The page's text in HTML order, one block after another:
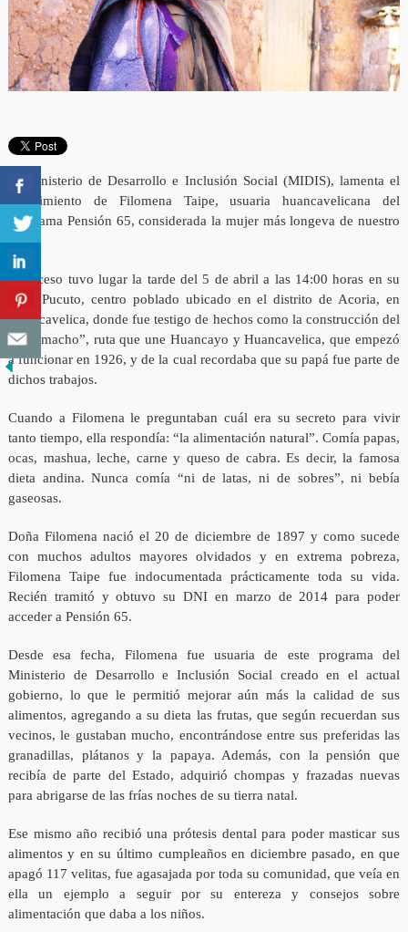
El Ministerio de Desarrollo e Inclusión Social (MIDIS), lamenta el
fallecimiento de Filomena Taipe, usuaria huancavelicana del
programa Pensión 65, considerada la mujer más longeva de nuestro
país.
El suceso tuvo lugar la tarde del 5 de abril a las 14:00 horas en su
natal Pucuto, centro poblado ubicado en el distrito de Acoria, en
Huancavelica, donde fue testigo de hechos como la construcción del
“tren macho”, ruta que une Huancayo y Huancavelica, que empezó
a funcionar en 1926, y de la cual recordaba que su papá fue parte de
dichos trabajos.
Cuando a Filomena le preguntaban cuál era su secreto para vivir
tanto tiempo, ella respondía: “la alimentación natural”. Comía papas,
ocas, mashua, leche, carne y queso de cabra. Es decir, la famosa
dieta andina. Nunca comía “ni de latas, ni de sobres”, ni bebía
gaseosas.
Doña Filomena nació el 20 de diciembre de 1897 y como sucede
con muchos adultos mayores olvidados y en extrema pobreza,
Filomena Taipe fue indocumentada prácticamente toda su vida.
Recién tramitó y obtuvo su DNI en marzo de 2014 para poder
acceder a Pensión 65.
Desde esa fecha, Filomena fue usuaria de este programa del
Ministerio de Desarrollo e Inclusión Social creado en el actual
gobierno, lo que le permitió mejorar aún más la calidad de sus
alimentos, agregando a su dieta las frutas, que según recuerdan sus
vecinos, le gustaban mucho, encontrándose entre sus preferidas las
granadillas, plátanos y la papaya. Además, con la pensión que
recibía de parte del Estado, adquirió chompas y frazadas nuevas
para abrigarse de las frías noches de su tierra natal.
Ese mismo año recibió una prótesis dental para poder masticar sus
alimentos y en su último cumpleaños en diciembre pasado, en que
apagó 117 velitas, fue agasajada por toda su comunidad, que veía en
ella un ejemplo a seguir por su entereza y consejos sobre
alimentación que daba a los niños.